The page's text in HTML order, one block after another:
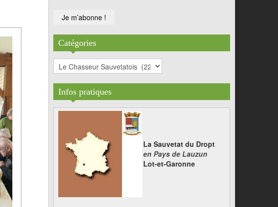
Catégories
Catégories
Infos pratiques
La Sauvetat du Dropt
en Pays de Lauzun
Lot-et-Garonne